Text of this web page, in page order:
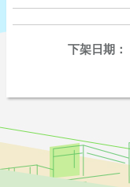
下架日期：